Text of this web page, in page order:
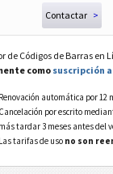
Contactar >
de Códigos de Barras en
como suscripción
Renovación automática por 12
Cancelación por escrito
más tardar 3 meses antes del
Las tarifas de uso no son